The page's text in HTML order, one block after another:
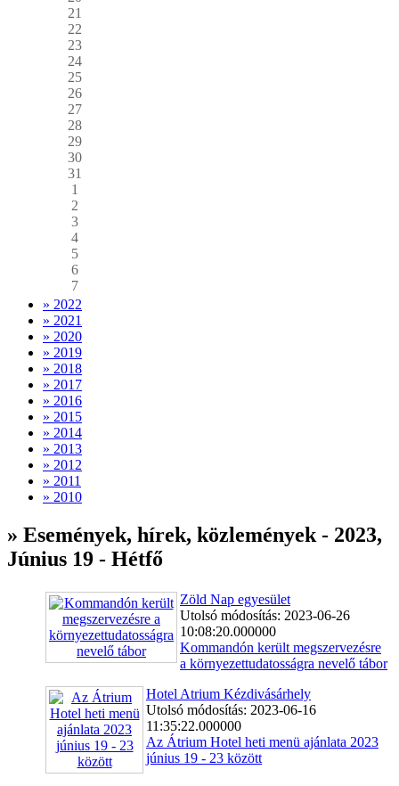
21
22
23
24
25
26
27
28
29
30
31
1
2
3
4
5
6
7
» 2022
» 2021
» 2020
» 2019
» 2018
» 2017
» 2016
» 2015
» 2014
» 2013
» 2012
» 2011
» 2010
» Események, hírek, közlemények - 2023,
Június 19 - Hétfő
Zöld Nap egyesület
Utolsó módosítás: 2023-06-26
10:08:20.000000
Kommandón került megszervezésre
a környezettudatosságra nevelő tábor
Hotel Atrium Kézdivásárhely
Utolsó módosítás: 2023-06-16
11:35:22.000000
Az Átrium Hotel heti menü ajánlata 2023
június 19 - 23 között